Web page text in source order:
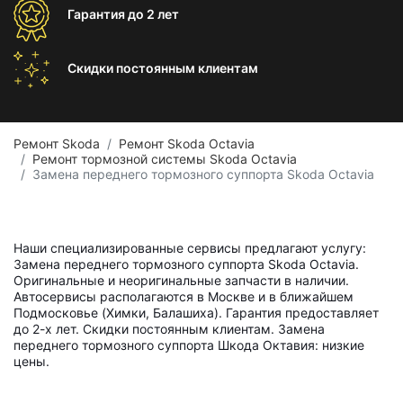
Гарантиядо 2 лет
Скидки постоянным клиентам
Ремонт Skoda
Ремонт Skoda Octavia
Ремонт тормозной системы Skoda Octavia
Замена переднего тормозного суппорта Skoda Octavia
Наши специализированные сервисы предлагают услугу:
Замена переднего тормозного суппорта Skoda Octavia.
Оригинальные и неоригинальные запчасти в наличии.
Автосервисы располагаются в Москве и в ближайшем
Подмосковье (Химки, Балашиха). Гарантия предоставляет
до 2-х лет. Скидки постоянным клиентам. Замена
переднего тормозного суппорта Шкода Октавия: низкие
цены.